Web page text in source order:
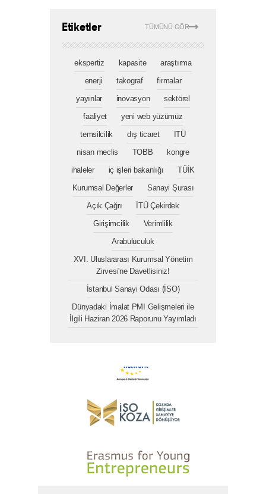
TÜMÜNÜ GÖR
Etiketler
ekspertiz kapasite
araştırma
enerji
takograf
firmalar
yayınlar
inovasyon
sektörel
faaliyet
yeni web yüzümüz
temsilcilik
dış ticaret
İTÜ
nisan meclis
TOBB
kongre
ihaleler
iç işleri bakanlığı
TÜİK
Kurumsal Değerler
Sanayi Şurası
Açık Çağrı
İTÜ Çekirdek
Girişimcilik
Verimlilik
Arabuluculuk
XVI. Uluslararası Kurumsal Yönetim
Zirvesi'ne Davetlisiniz!
İstanbul Sanayi Odası (İSO)
Dünyadaki İmalat PMI Gelişmeleri ile
İlgili Haziran 2026 Raporunu Yayımladı